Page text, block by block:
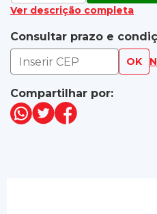
Ver descrição completa
Consultar prazo e
OK
Compartilhar por: